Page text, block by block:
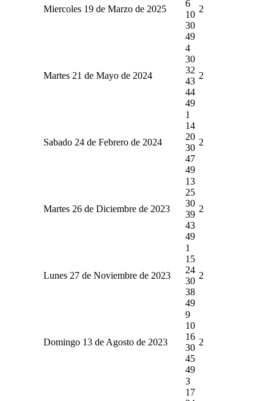
Miercoles 19 de Marzo de 2025
6
10
30
49
2
Martes 21 de Mayo de 2024
4
30
32
43
44
49
2
Sabado 24 de Febrero de 2024
1
14
20
30
47
49
2
Martes 26 de Diciembre de 2023
13
25
30
39
43
49
2
Lunes 27 de Noviembre de 2023
1
15
24
30
38
49
2
Domingo 13 de Agosto de 2023
9
10
16
30
45
49
2
3
17